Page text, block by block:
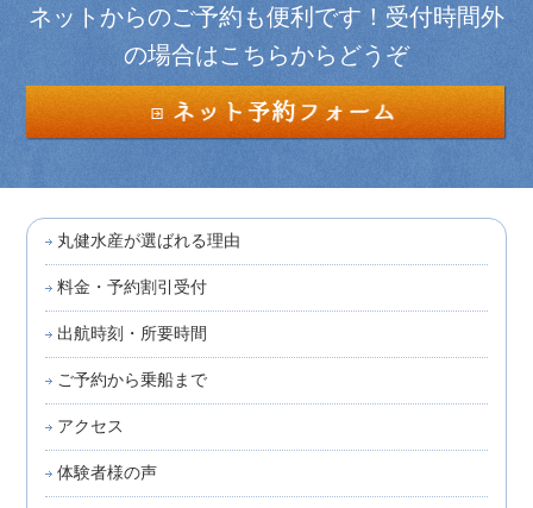
ネットからのご予約も便利です！受付時間外
の場合はこちらからどうぞ
丸健水産が選ばれる理由
料金・予約割引受付
出航時刻・所要時間
ご予約から乗船まで
アクセス
体験者様の声